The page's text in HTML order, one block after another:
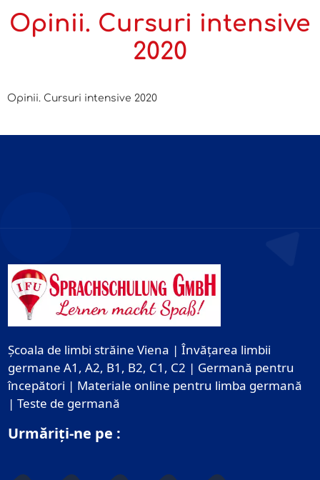
Opinii. Cursuri intensive
2020
Opinii. Cursuri intensive 2020
Școala de limbi străine Viena | Învățarea limbii
germane A1, A2, B1, B2, C1, C2 | Germană pentru
începători | Materiale online pentru limba germană
| Teste de germană
Urmăriți-ne pe :